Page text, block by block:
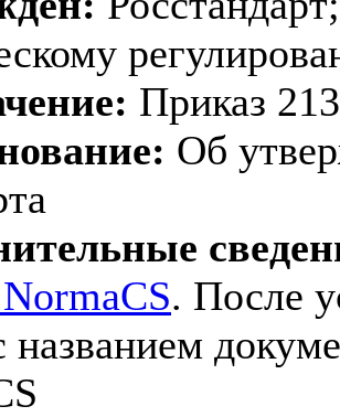
Приказ
Об
. После
названием